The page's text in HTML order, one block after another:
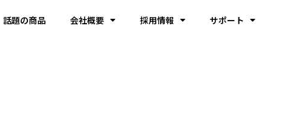
話題の商品 会社概要 採用情報 サポート